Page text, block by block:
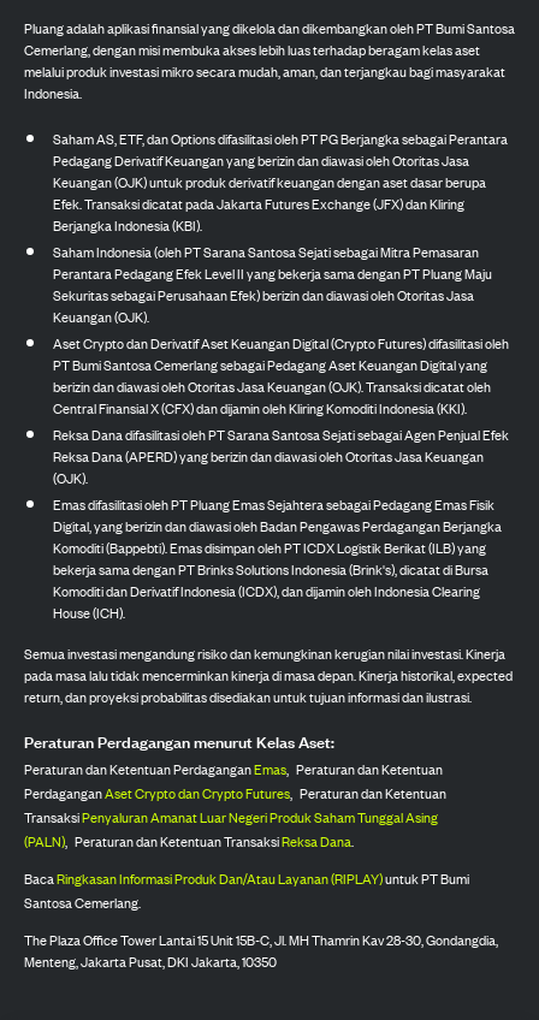
Pluang adalah aplikasi finansial yang dikelola dan dikembangkan oleh PT Bumi Santosa
Cemerlang, dengan misi membuka akses lebih luas terhadap beragam kelas aset
melalui produk investasi mikro secara mudah, aman, dan terjangkau bagi masyarakat
Indonesia.
Saham AS, ETF, dan Options difasilitasi oleh PT PG Berjangka sebagai Perantara
Pedagang Derivatif Keuangan yang berizin dan diawasi oleh Otoritas Jasa
Keuangan (OJK) untuk produk derivatif keuangan dengan aset dasar berupa
Efek. Transaksi dicatat pada Jakarta Futures Exchange (JFX) dan Kliring
Berjangka Indonesia (KBI).
Saham Indonesia (oleh PT Sarana Santosa Sejati sebagai Mitra Pemasaran
Perantara Pedagang Efek Level II yang bekerja sama dengan PT Pluang Maju
Sekuritas sebagai Perusahaan Efek) berizin dan diawasi oleh Otoritas Jasa
Keuangan (OJK).
Aset Crypto dan Derivatif Aset Keuangan Digital (Crypto Futures) difasilitasi oleh
PT Bumi Santosa Cemerlang sebagai Pedagang Aset Keuangan Digital yang
berizin dan diawasi oleh Otoritas Jasa Keuangan (OJK). Transaksi dicatat oleh
Central Finansial X (CFX) dan dijamin oleh Kliring Komoditi Indonesia (KKI).
Reksa Dana difasilitasi oleh PT Sarana Santosa Sejati sebagai Agen Penjual Efek
Reksa Dana (APERD) yang berizin dan diawasi oleh Otoritas Jasa Keuangan
(OJK).
Emas difasilitasi oleh PT Pluang Emas Sejahtera sebagai Pedagang Emas Fisik
Digital, yang berizin dan diawasi oleh Badan Pengawas Perdagangan Berjangka
Komoditi (Bappebti). Emas disimpan oleh PT ICDX Logistik Berikat (ILB) yang
bekerja sama dengan PT Brinks Solutions Indonesia (Brink's), dicatat di Bursa
Komoditi dan Derivatif Indonesia (ICDX), dan dijamin oleh Indonesia Clearing
House (ICH).
Semua investasi mengandung risiko dan kemungkinan kerugian nilai investasi. Kinerja
pada masa lalu tidak mencerminkan kinerja di masa depan. Kinerja historikal, expected
return, dan proyeksi probabilitas disediakan untuk tujuan informasi dan ilustrasi.
Peraturan Perdagangan menurut Kelas Aset:
Peraturan dan Ketentuan PerdaganganEmas, Peraturan dan Ketentuan
PerdaganganAset Crypto dan Crypto Futures, Peraturan dan Ketentuan
TransaksiPenyaluran Amanat Luar Negeri Produk Saham Tunggal Asing
(PALN), Peraturan dan Ketentuan TransaksiReksa Dana.
BacaRingkasan Informasi Produk Dan/Atau Layanan (RIPLAY)untuk PT Bumi
Santosa Cemerlang.
The Plaza Office Tower Lantai 15 Unit 15B-C, Jl. MH Thamrin Kav 28-30, Gondangdia,
Menteng, Jakarta Pusat, DKI Jakarta, 10350